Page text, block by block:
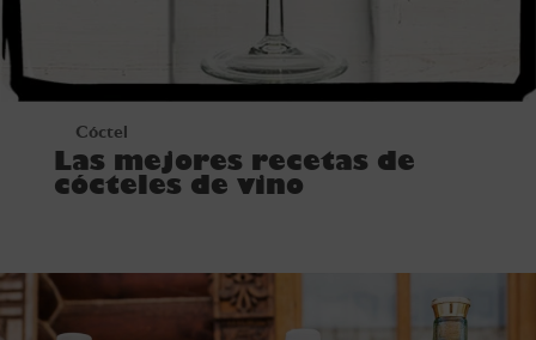
Cóctel
Las mejores recetas de
cócteles de vino